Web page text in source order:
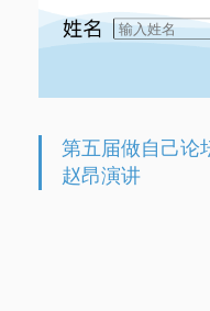
第五届做自己论
赵昂演讲